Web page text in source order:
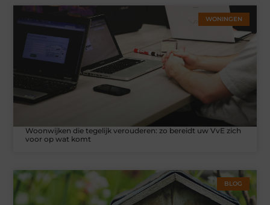
WONINGEN
Woonwijken die tegelijk verouderen: zo bereidt uw VvE zich
voor op wat komt
BLOG